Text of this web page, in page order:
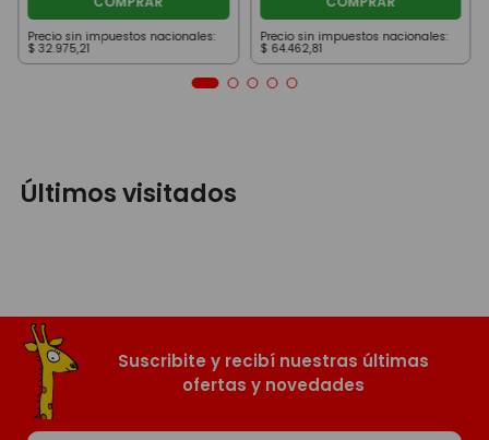
Precio sin impuestos nacionales:
$ 32.975,21
Precio sin impuestos nacionales:
$ 64.462,81
Últimos visitados
Suscribite y recibí nuestras últimas
ofertas y novedades